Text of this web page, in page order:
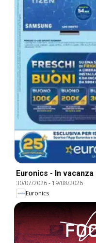
Euronics - In
30/07/2026- 19/08/2026
Euronics